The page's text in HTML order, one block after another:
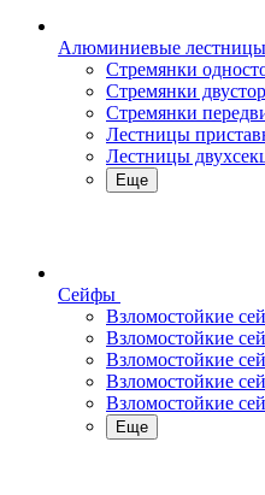
Алюминиевые лестницы
Стремянки
Стремянки
Стремянки
Лестницы
Лестницы
Еще
Сейфы
Взломостойкие
Взломостойкие
Взломостойкие
Взломостойкие
Взломостойкие
Еще